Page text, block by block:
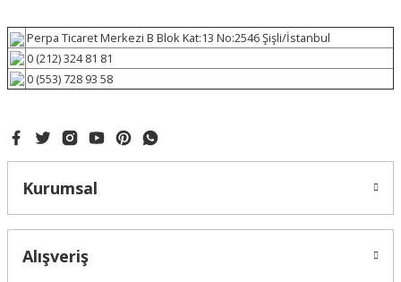
Perpa Ticaret Merkezi B Blok Kat:13 No:2546 Şişli/İstanbul
0 (212) 324 81 81
0 (553) 728 93 58
Kurumsal
Alışveriş